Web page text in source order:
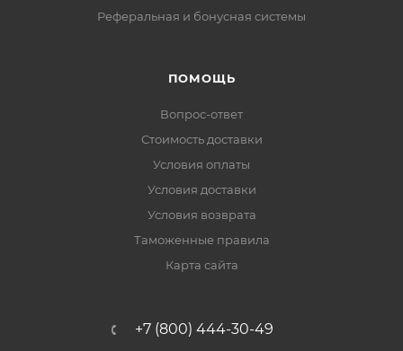
Реферальная и бонусная системы
ПОМОЩЬ
Вопрос-ответ
Стоимость доставки
Условия оплаты
Условия доставки
Условия возврата
Таможенные правила
Карта сайта
+7 (800) 444-30-49